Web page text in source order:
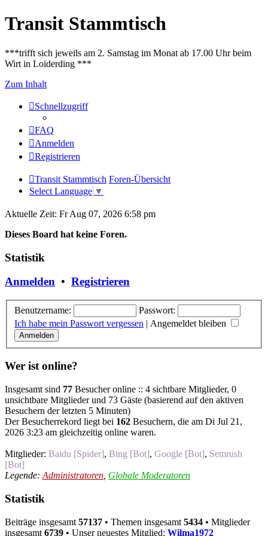
Transit Stammtisch
***trifft sich jeweils am 2. Samstag im Monat ab 17.00 Uhr beim
Wirt in Loiderding ***
Zum Inhalt
Schnellzugriff
FAQ
Anmelden
Registrieren
Transit Stammtisch Foren-Übersicht
Select Language ▼
Aktuelle Zeit: Fr Aug 07, 2026 6:58 pm
Dieses Board hat keine Foren.
Statistik
Anmelden • Registrieren
Benutzername:
Passwort:
Ich habe mein Passwort vergessen | Angemeldet bleiben
Wer ist online?
Insgesamt sind 77 Besucher online :: 4 sichtbare Mitglieder, 0
unsichtbare Mitglieder und 73 Gäste (basierend auf den aktiven
Besuchern der letzten 5 Minuten)
Der Besucherrekord liegt bei 162 Besuchern, die am Di Jul 21,
2026 3:23 am gleichzeitig online waren.
Mitglieder: Baidu [Spider], Bing [Bot], Google [Bot], Semrush
[Bot]
Legende: Administratoren Globale Moderatoren
Statistik
Beiträge insgesamt 57137 • Themen insgesamt 5434 • Mitglieder
insgesamt 6739 • Unser neuestes Mitglied: Wilma1972